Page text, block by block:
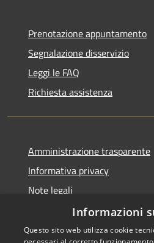
Prenotazione appuntamento
Segnalazione disservizio
Leggi le FAQ
Richiesta assistenza
Amministrazione trasparente
Informativa privacy
Note legali
Dichiarazione di accessibilità
Informazioni
Questo sito web utilizza cookie